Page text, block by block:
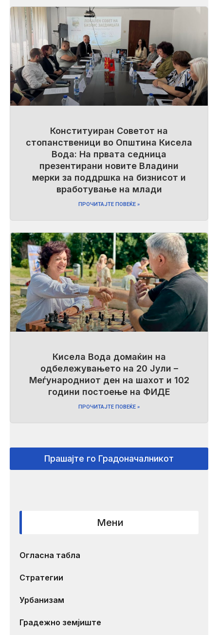
Конституиран Советот на
стопанственици во Општина Кисела
Вода: На првата седница
презентирани новите Владини
мерки за поддршка на бизнисот и
вработување на млади
ПРОЧИТАЈТЕ ПОВЕЌЕ »
Кисела Вода домаќин на
одбележувањето на 20 Јули –
Меѓународниот ден на шахот и 102
години постоење на ФИДЕ
ПРОЧИТАЈТЕ ПОВЕЌЕ »
Прашајте го Градоначалникот
Мени
Огласна табла
Стратегии
Урбанизам
Градежно земјиште